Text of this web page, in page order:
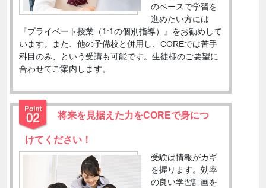
のペースで学習を
進めたい方には
『プライベート授業（1:1の個別指導）』をお勧めして
います。また、他の予備校と併用し、COREでは苦手
科目のみ、という受講も可能です。生徒様のご要望に
合わせてご案内します。
将来を見据えた力をCOREで身につ
けてください！
受験は情報がカギ
を握ります。効率
の良い学習計画を